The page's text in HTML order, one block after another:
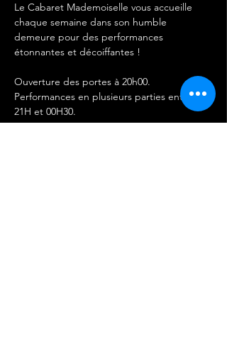
Le Cabaret Mademoiselle vous accueille
chaque semaine dans son humble
demeure pour des performances
étonnantes et décoiffantes !
Ouverture des portes à 20h00.
Performances en plusieurs parties entre
21H et 00H30.